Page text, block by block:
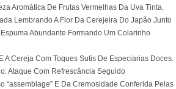
Aromática De Frutas Vermelhas Da Uva Tinta.
Lembrando A Flor Da Cerejeira Do Japão Junto
Abundante Formando Um Colarinho
A Cereja Com Toques Sutis De Especiarias Doces.
Ataque Com Refrescância Seguido
“assemblage” E Da Cremosidade Conferida Pelas